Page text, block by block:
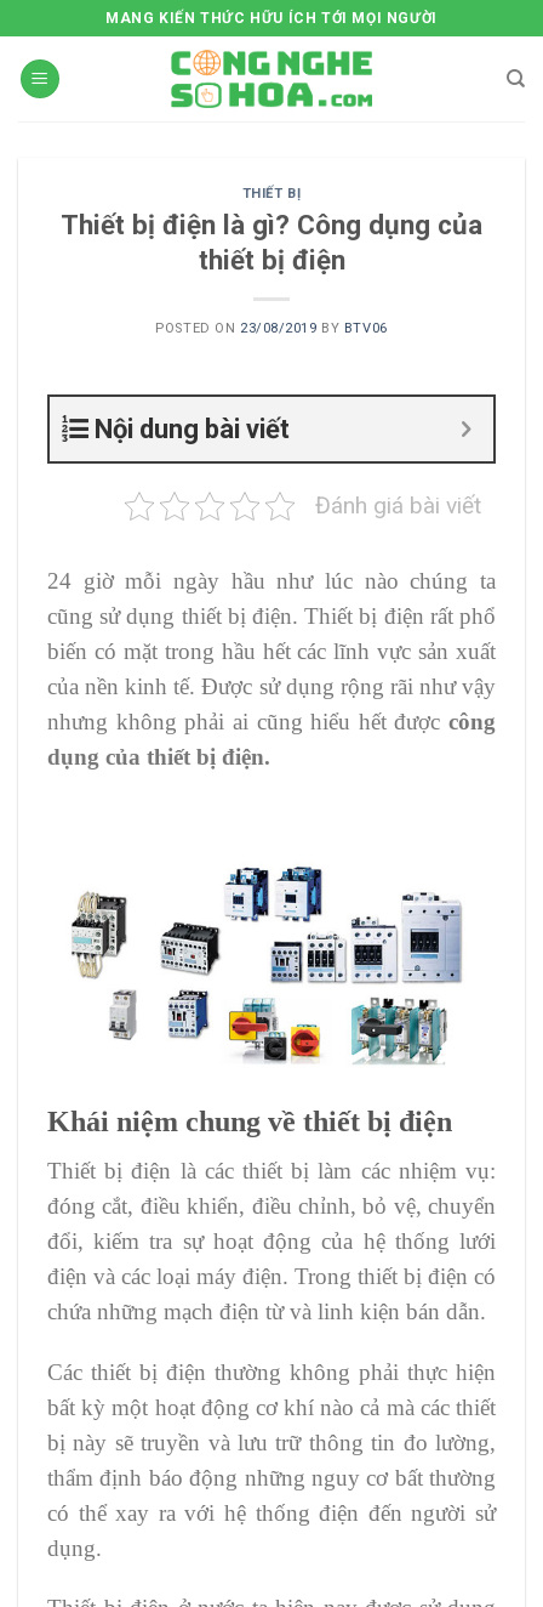
to
content
MANG KIẾN THỨC HỮU ÍCH TỚI MỌI NGƯỜI
THIẾT BỊ
Thiết bị điện là gì? Công dụng của
thiết bị điện
POSTED ON 23/08/2019 BY BTV06
Nội dung bài viết
Đánh giá bài viết
24 giờ mỗi ngày hầu như lúc nào chúng ta
cũng sử dụng thiết bị điện. Thiết bị điện rất phổ
biến có mặt trong hầu hết các lĩnh vực sản xuất
của nền kinh tế. Được sử dụng rộng rãi như vậy
nhưng không phải ai cũng hiểu hết được công
dụng của thiết bị điện.
Khái niệm chung về thiết bị điện
Thiết bị điện là các thiết bị làm các nhiệm vụ:
đóng cắt, điều khiển, điều chỉnh, bỏ vệ, chuyển
đổi, kiếm tra sự hoạt động của hệ thống lưới
điện và các loại máy điện. Trong thiết bị điện có
chứa những mạch điện từ và linh kiện bán dẫn.
Các thiết bị điện thường không phải thực hiện
bất kỳ một hoạt động cơ khí nào cả mà các thiết
bị này sẽ truyền và lưu trữ thông tin đo lường,
thẩm định báo động những nguy cơ bất thường
có thể xay ra với hệ thống điện đến người sử
dụng.